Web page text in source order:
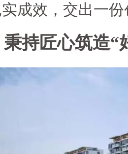
成效，交出一
秉持匠心筑造“